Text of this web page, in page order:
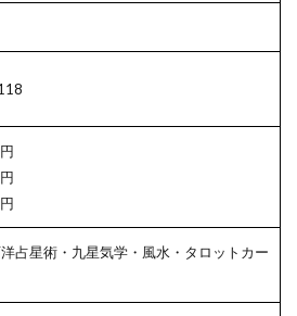
占星術・九星気学・風水・タロットカー